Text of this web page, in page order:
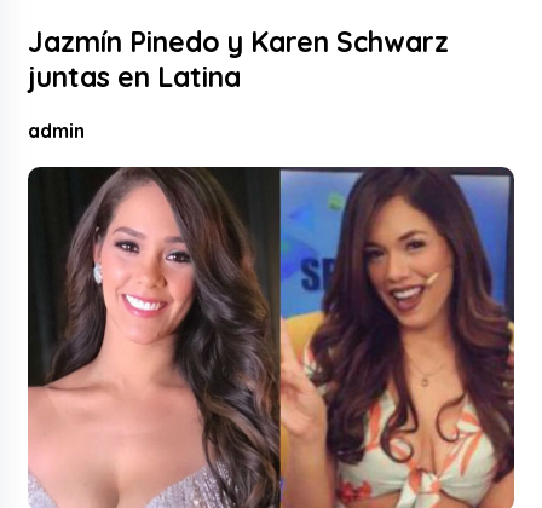
Jazmín Pinedo y Karen Schwarz
juntas en Latina
admin